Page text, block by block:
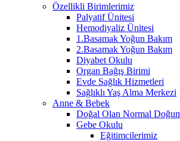
Özellikli Birimlerimiz
Palyatif Ünitesi
Hemodiyaliz Ünitesi
1.Basamak Yoğun Bakım
2.Basamak Yoğun Bakım
Diyabet Okulu
Organ Bağış Birimi
Evde Sağlık Hizmetleri
Sağlıklı Yaş Alma Merkezi
Anne & Bebek
Doğal Olan Normal
Gebe Okulu
Eğitimcilerimiz